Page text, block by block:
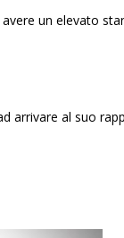
un elevato
arrivare al suo